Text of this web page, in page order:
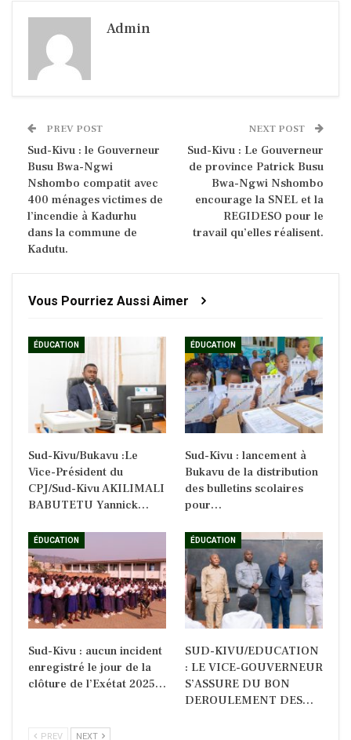
Admin
PREV POST
Sud-Kivu : le Gouverneur
Busu Bwa-Ngwi
Nshombo compatit avec
400 ménages victimes de
l’incendie à Kadurhu
dans la commune de
Kadutu.
NEXT POST
Sud-Kivu : Le Gouverneur
de province Patrick Busu
Bwa-Ngwi Nshombo
encourage la SNEL et la
REGIDESO pour le
travail qu’elles réalisent.
Vous Pourriez Aussi Aimer
ÉDUCATION
Sud-Kivu/Bukavu :Le
Vice-Président du
CPJ/Sud-Kivu AKILIMALI
BABUTETU Yannick…
ÉDUCATION
Sud-Kivu : lancement à
Bukavu de la distribution
des bulletins scolaires
pour…
ÉDUCATION
Sud-Kivu : aucun incident
enregistré le jour de la
clôture de l’Exétat 2025…
ÉDUCATION
SUD-KIVU/EDUCATION
: LE VICE-GOUVERNEUR
S’ASSURE DU BON
DEROULEMENT DES…
PREV NEXT